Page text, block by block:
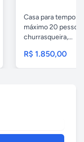
Casa para
máximo 20
churrasqueira,...
R$ 1.850,00